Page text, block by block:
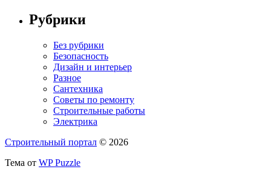
Рубрики
Без рубрики
Безопасность
Дизайн и интерьер
Разное
Сантехника
Советы по ремонту
Строительные работы
Электрика
Строительный портал © 2026
Тема от WP Puzzle